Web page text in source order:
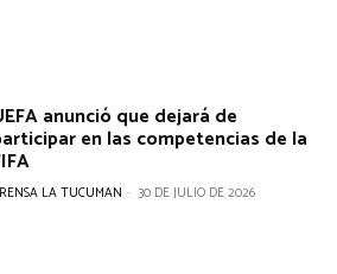
anunció que dejará de
en las competencias de la
LA TUCUMAN - 30 DE JULIO DE 2026